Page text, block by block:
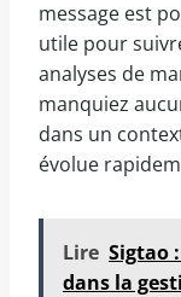
message est
utile pour
analyses de
manquiez
dans un
évolue
Lire Sigtao
dans la